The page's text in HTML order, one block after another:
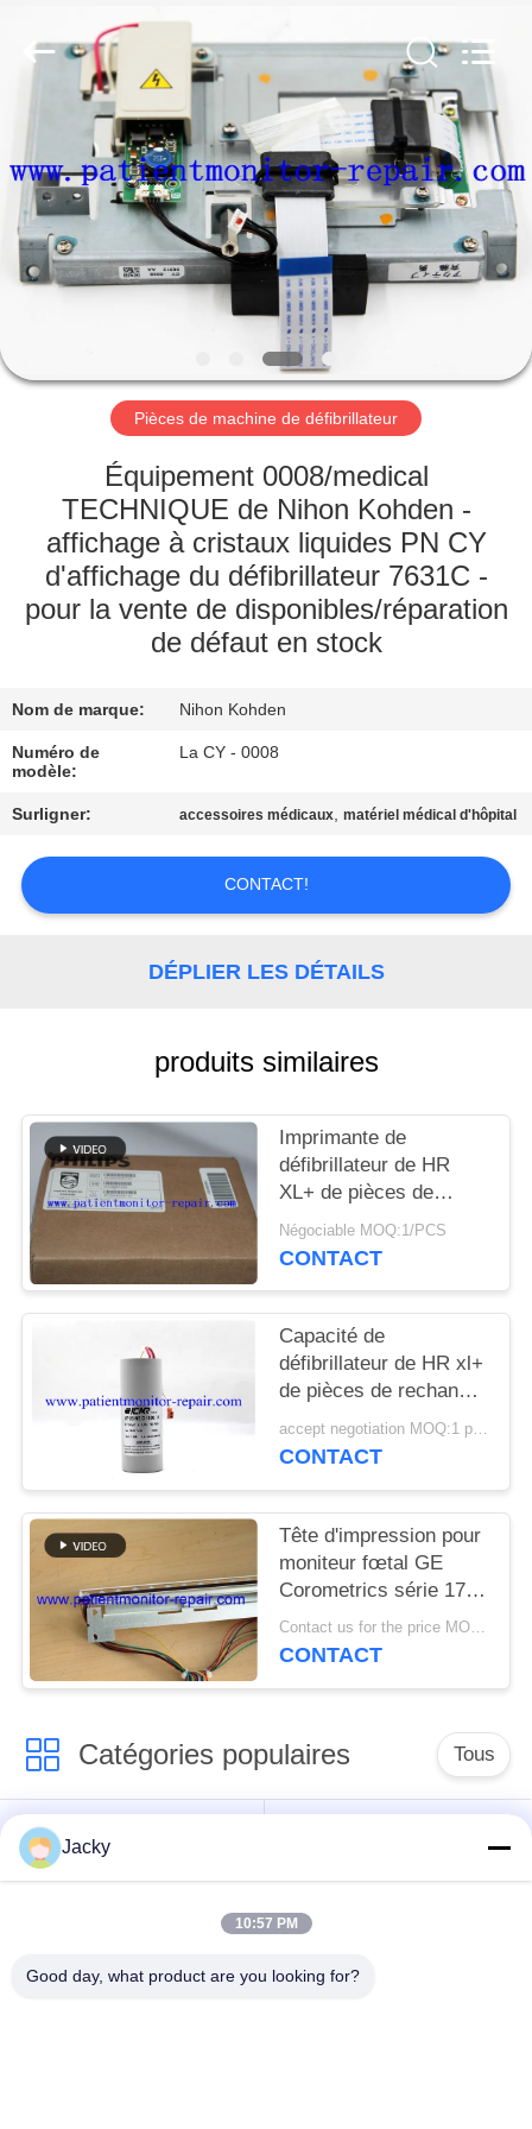
LA
MAISON
PRODUITS
VIDÉOS
PROPOS
NOUS
VISITE
L'USINE
CONTRÔLE
DE
LA
QUALITÉ
DEMANDEZ
UN DEVIS
NEWS
PLAN
DU
PRIVACY
POLICY
Equipment
Service
Pièces de machine de défibrillateur
Équipement 0008/medical
TECHNIQUE de Nihon Kohden -
affichage à cristaux liquides PN CY
d'affichage du défibrillateur 7631C -
pour la vente de disponibles/réparation
de défaut en stock
Nom de marque: Nihon Kohden
Numéro de
modèle:
La CY - 0008
Surligner: accessoires médicaux,matériel médical d'hôpital
CONTACT!
DÉPLIER LES DÉTAILS
produits similaires
Imprimante de
défibrillateur de HR
XL+ de pièces de
machine de
défibrillateur de PN
Négociable MOQ:1/PCS
CONTACT
Capacité de
défibrillateur de HR xl+
de pièces de rechange
de défibrillateur pour
l'entretien de matériel
accept negotiation MOQ:1 pcs
CONTACT
Tête d'impression pour
moniteur fœtal GE
Corometrics série 170,
référence 2021051,
avec 90 jours de
Contact us for the price MOQ:1
CONTACT
Catégories populaires Tous
Réparation de
moniteur patient
module de moniteur
Jacky
10:57 PM
Good day, what product are you looking for?